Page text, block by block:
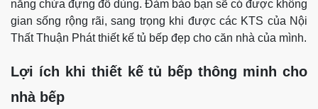
năng chứa đựng đồ dùng. Đảm bảo bạn sẽ có được không
gian sống rộng rãi, sang trọng khi được các KTS của Nội
Thất Thuận Phát thiết kế tủ bếp đẹp cho căn nhà của mình.
Lợi ích khi thiết kế tủ bếp thông minh cho
nhà bếp